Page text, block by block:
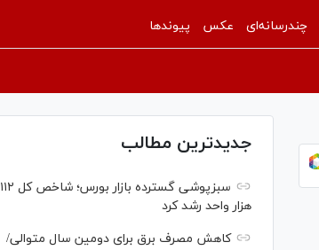
چندرسانه‌ای عکس پیوندها
جدیدترین مطالب
سبزپوشی گسترده بازار بورس؛ شاخص کل ۱۱۲
هزار واحد رشد کرد
کاهش مصرف برق برای دومین سال متوالی/